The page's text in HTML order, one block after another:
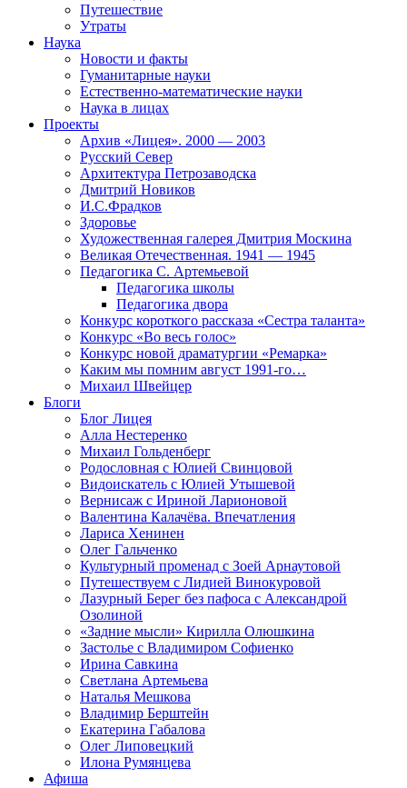
Путешествие
Утраты
Наука
Новости и факты
Гуманитарные науки
Естественно-математические науки
Наука в лицах
Проекты
Архив «Лицея». 2000 — 2003
Русский Север
Архитектура Петрозаводска
Дмитрий Новиков
И.С.Фрадков
Здоровье
Художественная галерея Дмитрия Москина
Великая Отечественная. 1941 — 1945
Педагогика С. Артемьевой
Педагогика школы
Педагогика двора
Конкурс короткого рассказа «Сестра таланта»
Конкурс «Во весь голос»
Конкурс новой драматургии «Ремарка»
Каким мы помним август 1991-го…
Михаил Швейцер
Блоги
Блог Лицея
Алла Нестеренко
Михаил Гольденберг
Родословная с Юлией Свинцовой
Видоискатель с Юлией Утышевой
Вернисаж с Ириной Ларионовой
Валентина Калачёва. Впечатления
Лариса Хенинен
Олег Гальченко
Культурный променад с Зоей Арнаутовой
Путешествуем с Лидией Винокуровой
Лазурный Берег без пафоса с Александрой
Озолиной
«Задние мысли» Кирилла Олюшкина
Застолье с Владимиром Софиенко
Ирина Савкина
Светлана Артемьева
Наталья Мешкова
Владимир Берштейн
Екатерина Габалова
Олег Липовецкий
Илона Румянцева
Афиша